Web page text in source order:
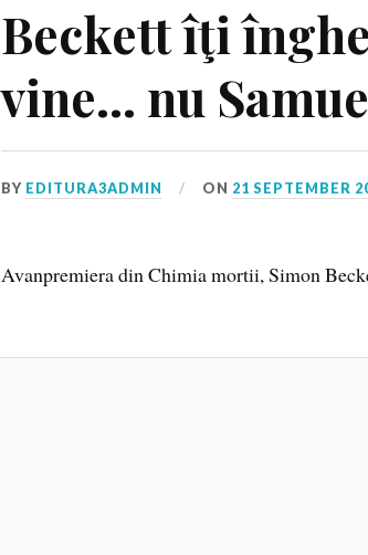
Beckett îţi
vine… nu
BY EDITURA3ADMIN ON 21 SEPTEMBER
Avanpremiera din Chimia mortii, Simon